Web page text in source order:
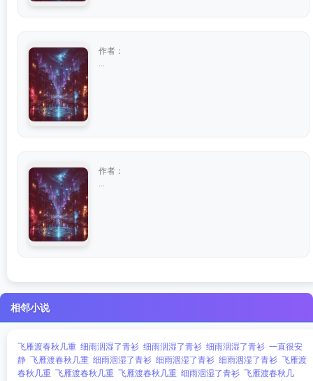
作者：
作者：
相邻小说
飞雁渡春秋几重 细雨洇湿了青衫 细雨洇湿了青衫 细雨洇湿了青衫 一直很安
静 飞雁渡春秋几重 细雨洇湿了青衫 细雨洇湿了青衫 细雨洇湿了青衫 飞雁渡
春秋几重 飞雁渡春秋几重 飞雁渡春秋几重 细雨洇湿了青衫 飞雁渡春秋几